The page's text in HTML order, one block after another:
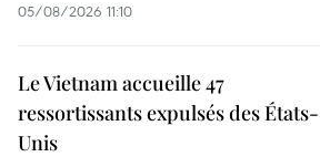
05/08/2026 11:10
Le Vietnam accueille 47
ressortissants expulsés des États-
Unis